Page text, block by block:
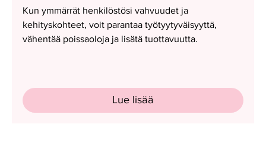
Kun ymmärrät henkilöstösi vahvuudet ja
kehityskohteet, voit parantaa työtyytyväisyyttä,
vähentää poissaoloja ja lisätä tuottavuutta.
Lue lisää